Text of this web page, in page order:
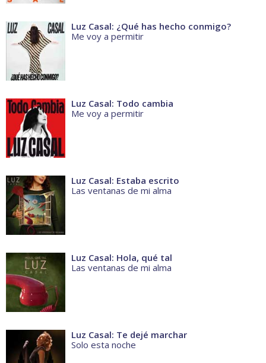
Luz Casal: ¿Qué has hecho conmigo?
Me voy a permitir
Luz Casal: Todo cambia
Me voy a permitir
Luz Casal: Estaba escrito
Las ventanas de mi alma
Luz Casal: Hola, qué tal
Las ventanas de mi alma
Luz Casal: Te dejé marchar
Solo esta noche